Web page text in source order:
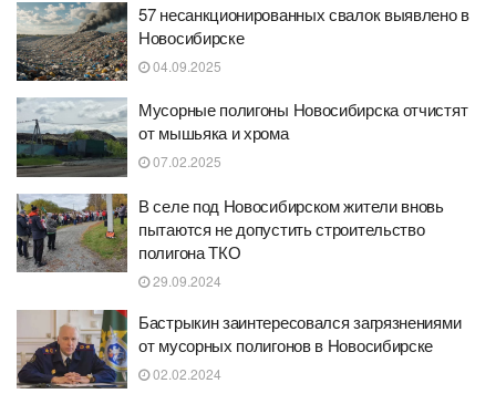
57 несанкционированных свалок выявлено в
Новосибирске
04.09.2025
Мусорные полигоны Новосибирска отчистят
от мышьяка и хрома
07.02.2025
В селе под Новосибирском жители вновь
пытаются не допустить строительство
полигона ТКО
29.09.2024
Бастрыкин заинтересовался загрязнениями
от мусорных полигонов в Новосибирске
02.02.2024